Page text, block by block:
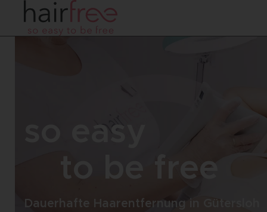
so easy
to be free
Dauerhafte Haarentfernung in Gütersloh